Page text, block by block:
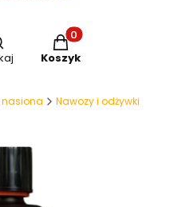
wyszukiwarkę
Produkty w
Koszyk
nasiona Nawozy i odżywki